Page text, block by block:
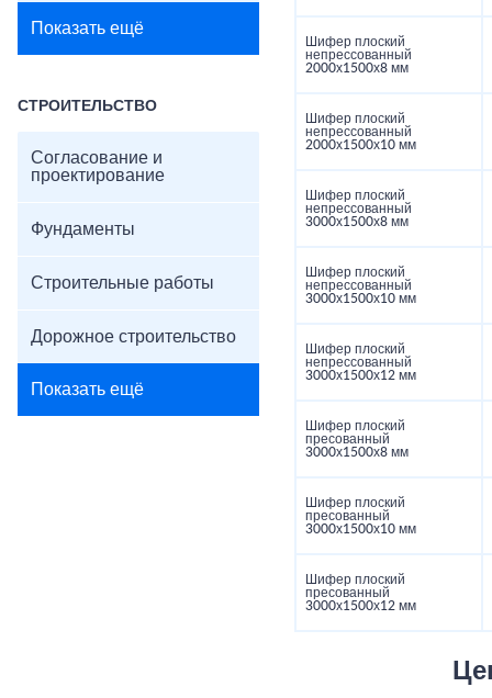
Показать ещё
СТРОИТЕЛЬСТВО
Согласование и
проектирование
Фундаменты
Строительные работы
Дорожное строительство
Показать ещё
Шифер плоский
непрессованный
2000х1500х8 мм
Шифер плоский
непрессованный
2000х1500х10 мм
Шифер плоский
непрессованный
3000х1500х8 мм
Шифер плоский
непрессованный
3000х1500х10 мм
Шифер плоский
непрессованный
3000х1500х12 мм
Шифер плоский
пресованный
3000х1500х8 мм
Шифер плоский
пресованный
3000х1500х10 мм
Шифер плоский
пресованный
3000х1500х12 мм